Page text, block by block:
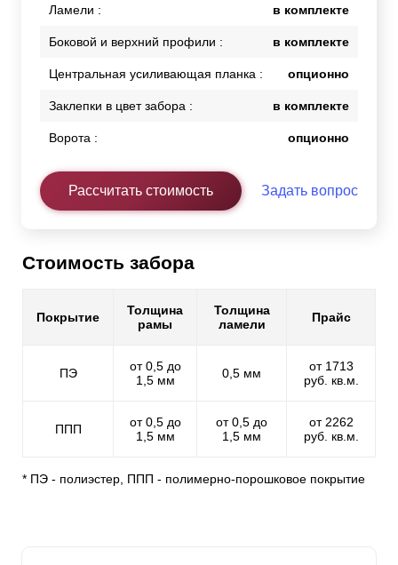
Ламели : в комплекте
Боковой и верхний профили : в комплекте
Центральная усиливающая планка : опционно
Заклепки в цвет забора : в комплекте
Ворота : опционно
Рассчитать стоимость Задать вопрос
Стоимость забора
Покрытие
Толщина
рамы
Толщина
ламели
Прайс
ПЭ
от 0,5 до
1,5 мм
0,5 мм
от 1713
руб. кв.м.
ППП
от 0,5 до
1,5 мм
от 0,5 до
1,5 мм
от 2262
руб. кв.м.
* ПЭ - полиэстер, ППП - полимерно-порошковое покрытие